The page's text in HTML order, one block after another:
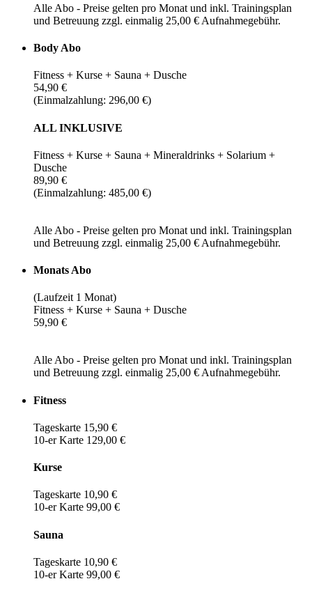
Alle Abo - Preise gelten pro Monat und inkl. Trainingsplan
und Betreuung zzgl. einmalig 25,00 € Aufnahmegebühr.
Body Abo
Fitness + Kurse + Sauna + Dusche
54,90 €
(Einmalzahlung: 296,00 €)
ALL INKLUSIVE
Fitness + Kurse + Sauna + Mineraldrinks + Solarium +
Dusche
89,90 €
(Einmalzahlung: 485,00 €)
Alle Abo - Preise gelten pro Monat und inkl. Trainingsplan
und Betreuung zzgl. einmalig 25,00 € Aufnahmegebühr.
Monats Abo
(Laufzeit 1 Monat)
Fitness + Kurse + Sauna + Dusche
59,90 €
Alle Abo - Preise gelten pro Monat und inkl. Trainingsplan
und Betreuung zzgl. einmalig 25,00 € Aufnahmegebühr.
Fitness
Tageskarte 15,90 €
10-er Karte 129,00 €
Kurse
Tageskarte 10,90 €
10-er Karte 99,00 €
Sauna
Tageskarte 10,90 €
10-er Karte 99,00 €